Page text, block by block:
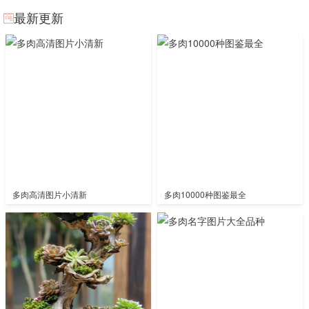
最新更新
多肉高清图片小清新 多肉10000种图鉴最全